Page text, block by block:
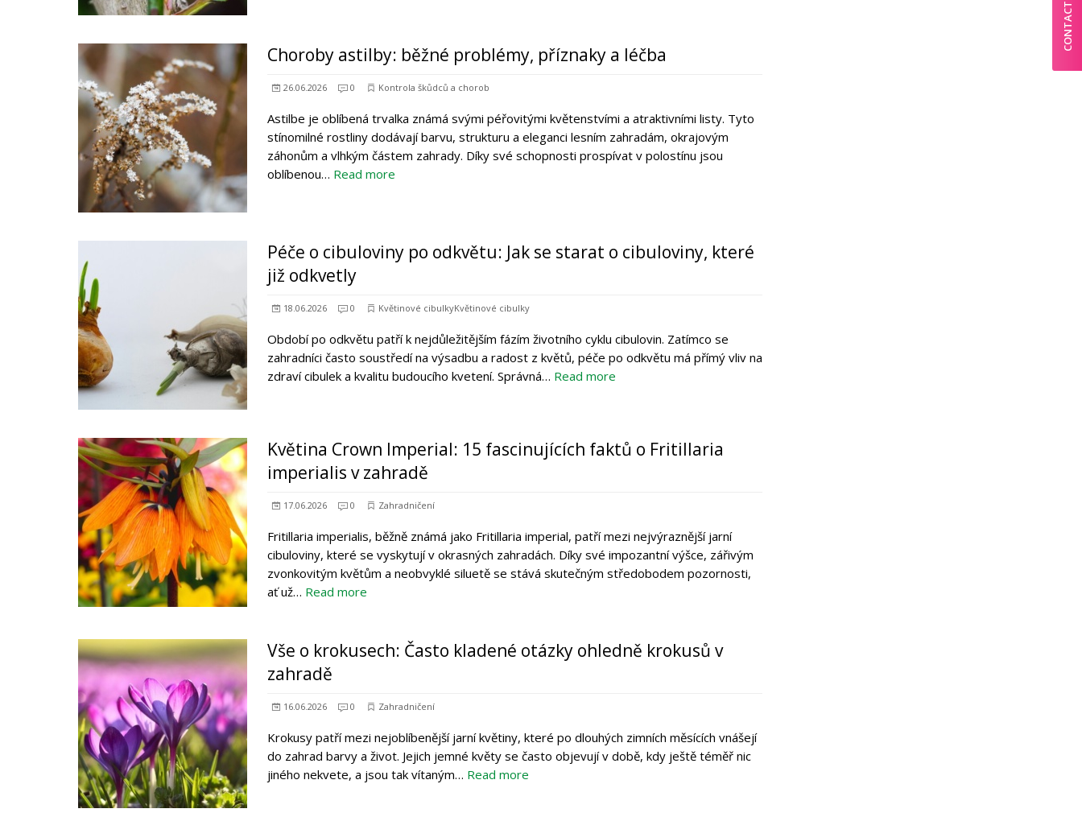
Choroby astilby: běžné problémy, příznaky a léčba
26.06.2026 0 Kontrola škůdců a chorob
Astilbe je oblíbená trvalka známá svými péřovitými květenstvími a atraktivními listy. Tyto
stínomilné rostliny dodávají barvu, strukturu a eleganci lesním zahradám, okrajovým
záhonům a vlhkým částem zahrady. Díky své schopnosti prospívat v polostínu jsou
oblíbenou… Read more
Péče o cibuloviny po odkvětu: Jak se starat o cibuloviny, které
již odkvetly
18.06.2026 0 Květinové cibulkyKvětinové cibulky
Období po odkvětu patří k nejdůležitějším fázím životního cyklu cibulovin. Zatímco se
zahradníci často soustředí na výsadbu a radost z květů, péče po odkvětu má přímý vliv na
zdraví cibulek a kvalitu budoucího kvetení. Správná… Read more
Květina Crown Imperial: 15 fascinujících faktů o Fritillaria
imperialis v zahradě
17.06.2026 0 Zahradničení
Fritillaria imperialis, běžně známá jako Fritillaria imperial, patří mezi nejvýraznější jarní
cibuloviny, které se vyskytují v okrasných zahradách. Díky své impozantní výšce, zářivým
zvonkovitým květům a neobvyklé siluetě se stává skutečným středobodem pozornosti,
ať už… Read more
Vše o krokusech: Často kladené otázky ohledně krokusů v
zahradě
16.06.2026 0 Zahradničení
Krokusy patří mezi nejoblíbenější jarní květiny, které po dlouhých zimních měsících vnášejí
do zahrad barvy a život. Jejich jemné květy se často objevují v době, kdy ještě téměř nic
jiného nekvete, a jsou tak vítaným… Read more
CONTACT